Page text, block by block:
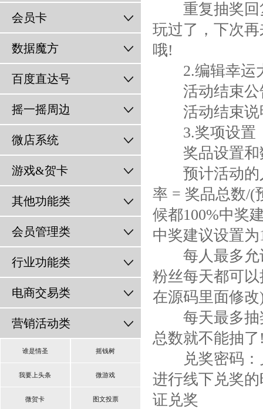
会员卡
数据魔方
百度直达号
摇一摇周边
微店系统
游戏&贺卡
其他功能类
会员管理类
行业功能类
电商交易类
营销活动类
谁是情圣 摇钱树
我要上头条 微游戏
微贺卡 图文投票
重复抽奖回
玩过了，下次
哦!
2.编辑幸运
活动结束公
活动结束说
3.奖项设置
奖品设置和
预计活动的
率 = 奖品总数/(
候都100%中奖
中奖建议设置
每人最多允许
粉丝每天都可
在源码里面修改
每天最多抽
总数就不能抽
兑奖密码：
进行线下兑奖
证兑奖